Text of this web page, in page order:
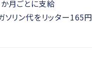
月ごとに支給
ソリン代をリッター165円